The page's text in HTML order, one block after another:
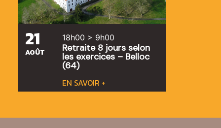
21
AOÛT
18h00 > 9h00
Retraite 8 jours selon
les exercices – Belloc
(64)
EN SAVOIR +